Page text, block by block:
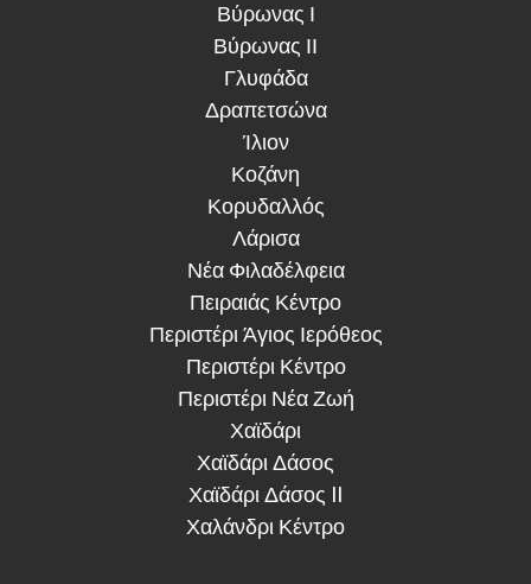
Βύρωνας Ι
Βύρωνας ΙΙ
Γλυφάδα
Δραπετσώνα
Ίλιον
Κοζάνη
Κορυδαλλός
Λάρισα
Νέα Φιλαδέλφεια
Πειραιάς Κέντρο
Περιστέρι Άγιος Ιερόθεος
Περιστέρι Κέντρο
Περιστέρι Νέα Ζωή
Χαϊδάρι
Χαϊδάρι Δάσος
Χαϊδάρι Δάσος II
Χαλάνδρι Κέντρο